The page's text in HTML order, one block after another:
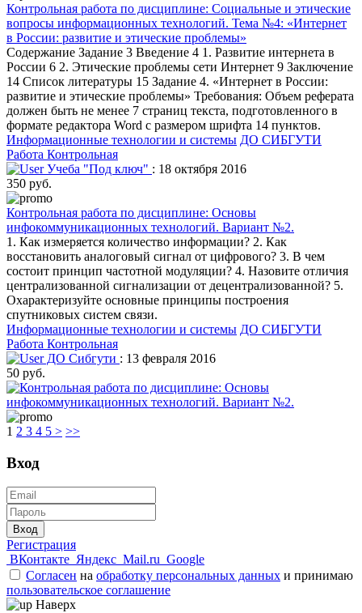
Контрольная работа по дисциплине: Социальные и этические
вопросы информационных технологий. Тема №4: «Интернет
в России: развитие и этические проблемы»
Содержание Задание 3 Введение 4 1. Развитие интернета в
России 6 2. Этические проблемы сети Интернет 9 Заключение
14 Список литературы 15 Задание 4. «Интернет в России:
развитие и этические проблемы» Требования: Объем реферата
должен быть не менее 7 страниц текста, подготовленного в
формате редактора Word с размером шрифта 14 пунктов.
Информационные технологии и системы ДО СИБГУТИ
Работа Контрольная
Учеба "Под ключ" : 18 октября 2016
350 руб.
Контрольная работа по дисциплине: Основы
инфокоммуникационных технологий. Вариант №2.
1. Как измеряется количество информации? 2. Как
восстановить аналоговый сигнал от цифрового? 3. В чем
состоит принцип частотной модуляции? 4. Назовите отличия
централизованной сигнализации от децентрализованной? 5.
Охарактеризуйте основные принципы построения
спутниковых систем связи.
Информационные технологии и системы ДО СИБГУТИ
Работа Контрольная
ДО Сибгути : 13 февраля 2016
50 руб.
1 2 3 4 5 > >>
Вход
Вход
Регистрация
ВКонтакте Яндекс Mail.ru Google
Согласен на обработку персональных данных и принимаю
пользовательское соглашение
Наверх